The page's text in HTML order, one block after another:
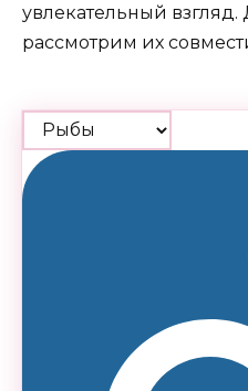
увлекательный
рассмотрим их